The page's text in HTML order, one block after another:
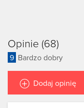
Opinie (68)
9 Bardzo dobry
Dodaj opinię